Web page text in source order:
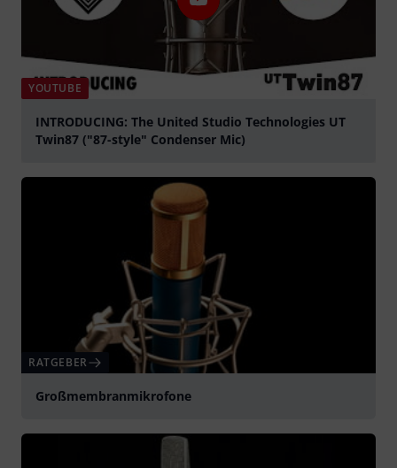
YOUTUBE
INTRODUCING: The United Studio Technologies UT
Twin87 ("87-style" Condenser Mic)
RATGEBER
Großmembranmikrofone